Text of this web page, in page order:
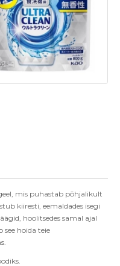
mis puhastab põhjalikult
kiiresti, eemaldades isegi
hoolitsedes samal ajal
hoida teie